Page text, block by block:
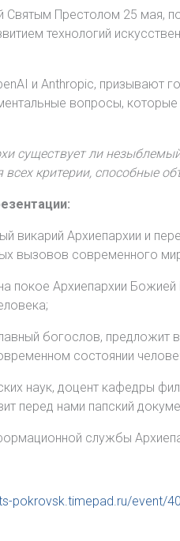
Святым Престолом 25 мая,
технологий
и Anthropic,
вопросы,
существует ли
всех критерии, способные
викарий Архиепархии и
вызовов современного
покое Архиепархии
богослов, предложит
состоянии
наук, доцент кафедры
перед нами папский
службы
pokrovsk.timepad.ru/event/